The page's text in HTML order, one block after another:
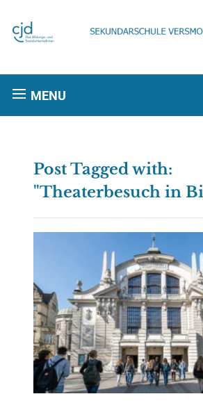
MENU
Post Tagged with:
"Theaterbesuch in